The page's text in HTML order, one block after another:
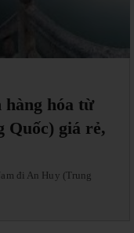
hàng hóa từ
Quốc) giá rẻ,
đi An Huy (Trung